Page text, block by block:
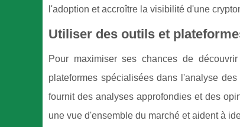
l'adoption et accroître la visibilité d'une
Utiliser des outils et
Pour maximiser ses chances de
plateformes spécialisées dans l'analyse
fournit des analyses approfondies et des
une vue d'ensemble du marché et aident à